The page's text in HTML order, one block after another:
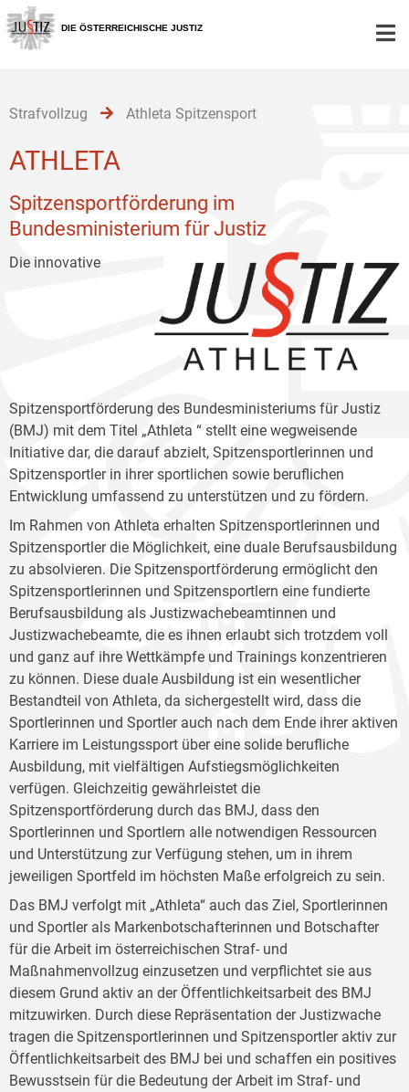
Zur
Hauptnavigation
[1]
Zum
Inhalt
[2]
Zum
Untermenü
[3]
DIE ÖSTERREICHISCHE JUSTIZ
Strafvollzug Athleta Spitzensport
ATHLETA
Spitzensportförderung im
Bundesministerium für Justiz
Die innovative
Spitzensportförderung des Bundesministeriums für Justiz
(BMJ) mit dem Titel „Athleta “ stellt eine wegweisende
Initiative dar, die darauf abzielt, Spitzensportlerinnen und
Spitzensportler in ihrer sportlichen sowie beruflichen
Entwicklung umfassend zu unterstützen und zu fördern.
Im Rahmen von Athleta erhalten Spitzensportlerinnen und
Spitzensportler die Möglichkeit, eine duale Berufsausbildung
zu absolvieren. Die Spitzensportförderung ermöglicht den
Spitzensportlerinnen und Spitzensportlern eine fundierte
Berufsausbildung als Justizwachebeamtinnen und
Justizwachebeamte, die es ihnen erlaubt sich trotzdem voll
und ganz auf ihre Wettkämpfe und Trainings konzentrieren
zu können. Diese duale Ausbildung ist ein wesentlicher
Bestandteil von Athleta, da sichergestellt wird, dass die
Sportlerinnen und Sportler auch nach dem Ende ihrer aktiven
Karriere im Leistungssport über eine solide berufliche
Ausbildung, mit vielfältigen Aufstiegsmöglichkeiten
verfügen. Gleichzeitig gewährleistet die
Spitzensportförderung durch das BMJ, dass den
Sportlerinnen und Sportlern alle notwendigen Ressourcen
und Unterstützung zur Verfügung stehen, um in ihrem
jeweiligen Sportfeld im höchsten Maße erfolgreich zu sein.
Das BMJ verfolgt mit „Athleta“ auch das Ziel, Sportlerinnen
und Sportler als Markenbotschafterinnen und Botschafter
für die Arbeit im österreichischen Straf- und
Maßnahmenvollzug einzusetzen und verpflichtet sie aus
diesem Grund aktiv an der Öffentlichkeitsarbeit des BMJ
mitzuwirken. Durch diese Repräsentation der Justizwache
tragen die Spitzensportlerinnen und Spitzensportler aktiv zur
Öffentlichkeitsarbeit des BMJ bei und schaffen ein positives
Bewusstsein für die Bedeutung der Arbeit im Straf- und